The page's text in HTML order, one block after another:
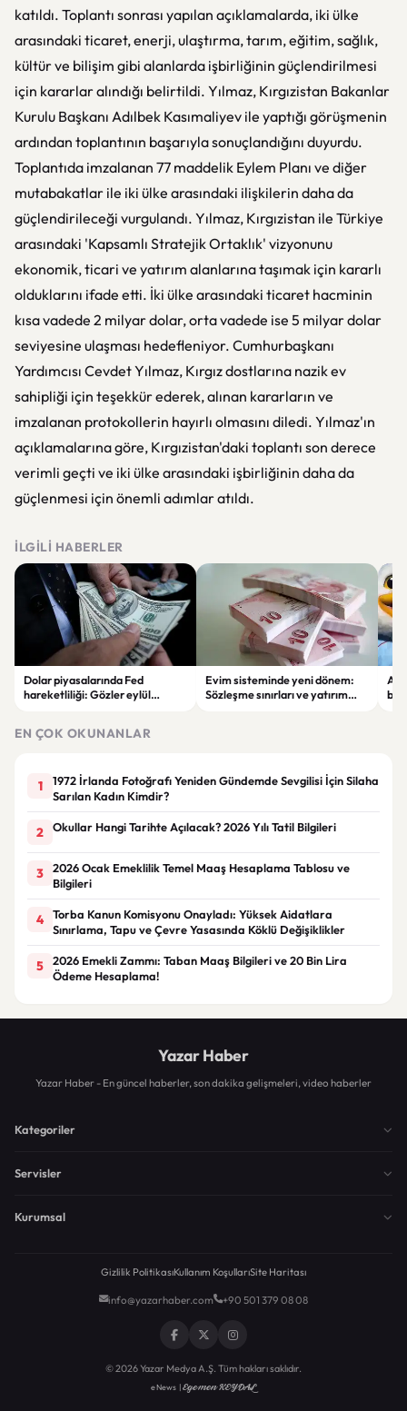
katıldı. Toplantı sonrası yapılan açıklamalarda, iki ülke
arasındaki ticaret, enerji, ulaştırma, tarım, eğitim, sağlık,
kültür ve bilişim gibi alanlarda işbirliğinin güçlendirilmesi
için kararlar alındığı belirtildi. Yılmaz, Kırgızistan Bakanlar
Kurulu Başkanı Adılbek Kasımaliyev ile yaptığı görüşmenin
ardından toplantının başarıyla sonuçlandığını duyurdu.
Toplantıda imzalanan 77 maddelik Eylem Planı ve diğer
mutabakatlar ile iki ülke arasındaki ilişkilerin daha da
güçlendirileceği vurgulandı. Yılmaz, Kırgızistan ile Türkiye
arasındaki 'Kapsamlı Stratejik Ortaklık' vizyonunu
ekonomik, ticari ve yatırım alanlarına taşımak için kararlı
olduklarını ifade etti. İki ülke arasındaki ticaret hacminin
kısa vadede 2 milyar dolar, orta vadede ise 5 milyar dolar
seviyesine ulaşması hedefleniyor. Cumhurbaşkanı
Yardımcısı Cevdet Yılmaz, Kırgız dostlarına nazik ev
sahipliği için teşekkür ederek, alınan kararların ve
imzalanan protokollerin hayırlı olmasını diledi. Yılmaz'ın
açıklamalarına göre, Kırgızistan'daki toplantı son derece
verimli geçti ve iki ülke arasındaki işbirliğinin daha da
güçlenmesi için önemli adımlar atıldı.
İLGILI HABERLER
Dolar piyasalarında Fed
hareketliliği: Gözler eylül
Evim sisteminde yeni dönem:
Sözleşme sınırları ve yatırım
EN ÇOK OKUNANLAR
1
1972 İrlanda Fotoğrafı Yeniden Gündemde Sevgilisi İçin Silaha
Sarılan Kadın Kimdir?
2 Okullar Hangi Tarihte Açılacak? 2026 Yılı Tatil Bilgileri
3
2026 Ocak Emeklilik Temel Maaş Hesaplama Tablosu ve
Bilgileri
4
Torba Kanun Komisyonu Onayladı: Yüksek Aidatlara
Sınırlama, Tapu ve Çevre Yasasında Köklü Değişiklikler
5
2026 Emekli Zammı: Taban Maaş Bilgileri ve 20 Bin Lira
Ödeme Hesaplama!
Yazar Haber
Yazar Haber - En güncel haberler, son dakika gelişmeleri, video haberler
Kategoriler
Servisler
Kurumsal
Gizlilik PolitikasıKullanım KoşullarıSite Haritası
info@yazarhaber.com +90 501 379 08 08
© 2026 Yazar Medya A.Ş. Tüm hakları saklıdır.
eNews |Egemen KEYDAL